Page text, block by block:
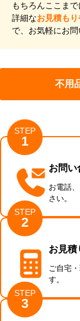
もちろんここま
詳細なお見積も
で、お気軽にお問
不用
STEP
1
お問い
お電話
さい。
STEP
2
お見積
ご自宅
す。
STEP
3